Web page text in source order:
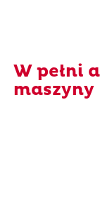
W pełni
maszyny